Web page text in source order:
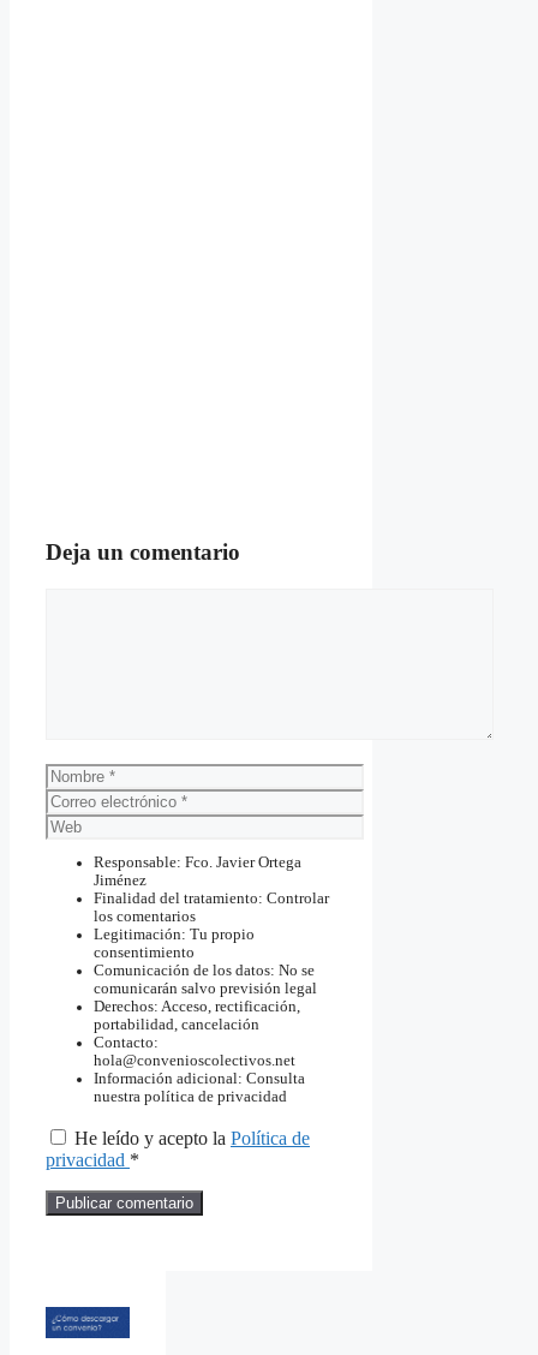
Deja un comentario
Nombre
Correo
electrónico
Web
Responsable: Fco. Javier Ortega
Jiménez
Finalidad del tratamiento: Controlar
los comentarios
Legitimación: Tu propio
consentimiento
Comunicación de los datos: No se
comunicarán salvo previsión legal
Derechos: Acceso, rectificación,
portabilidad, cancelación
Contacto:
hola@convenioscolectivos.net
Información adicional: Consulta
nuestra política de privacidad
He leído y acepto la Política de
privacidad *